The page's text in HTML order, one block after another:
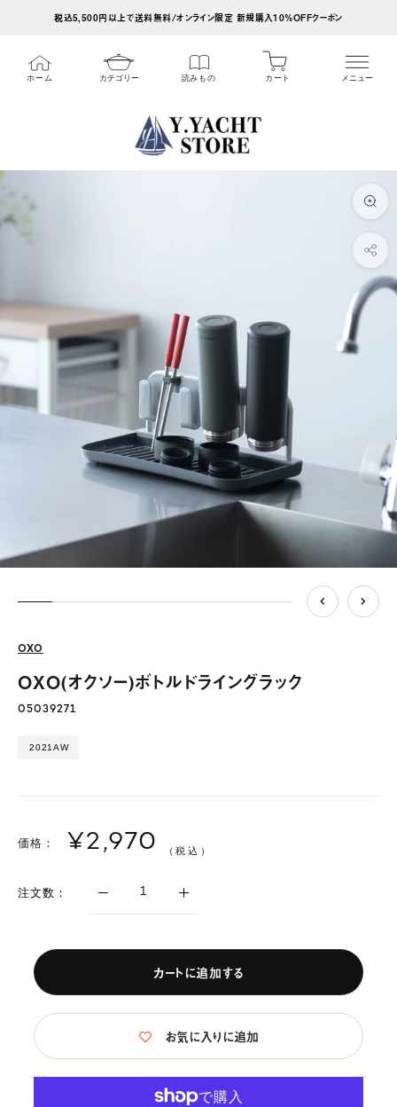
移
動
す
る
税込5,500円以上で送料無料/オンライン限定 新規購入10%OFFクーポン
ホーム カテゴリー 読みもの カート メニュー
OXO
OXO(オクソー)ボトルドライングラック
05039271
2021AW
価格： ¥2,970 （税込）
注文数：
カートに追加する
お気に入りに追加